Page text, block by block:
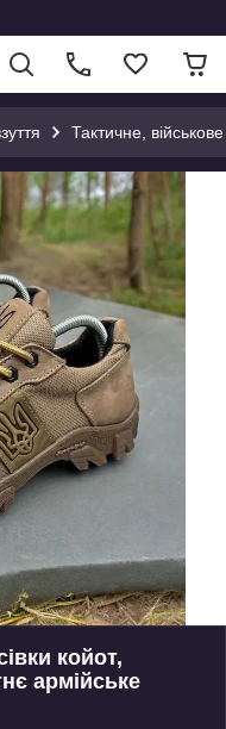
Тактичне, військове
койот,
армійське